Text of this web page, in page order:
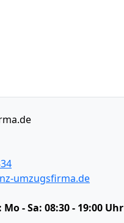
umzugsfirma.de
Mo - Sa: 08:30 - 19:00 Uhr